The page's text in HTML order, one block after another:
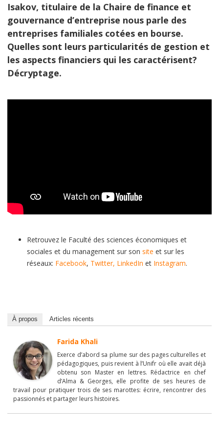
Isakov, titulaire de la Chaire de finance et
gouvernance d’entreprise nous parle des
entreprises familiales cotées en bourse.
Quelles sont leurs particularités de gestion et
les aspects financiers qui les caractérisent?
Décryptage.
Retrouvez le Faculté des sciences économiques et
sociales et du management sur son site et sur les
réseaux: Facebook, Twitter, LinkedIn et Instagram.
À propos Articles récents
Farida Khali
Exerce d’abord sa plume sur des pages culturelles et
pédagogiques, puis revient à l’Unifr où elle avait déjà
obtenu son Master en lettres. Rédactrice en chef
d’Alma & Georges, elle profite de ses heures de
travail pour pratiquer trois de ses marottes: écrire, rencontrer des
passionnés et partager leurs histoires.